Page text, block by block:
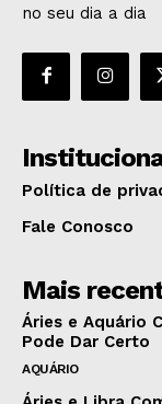
no seu dia a dia
Política de
Fale Conosco
Mais
Áries e Aquário
Pode Dar Certo
AQUÁRIO